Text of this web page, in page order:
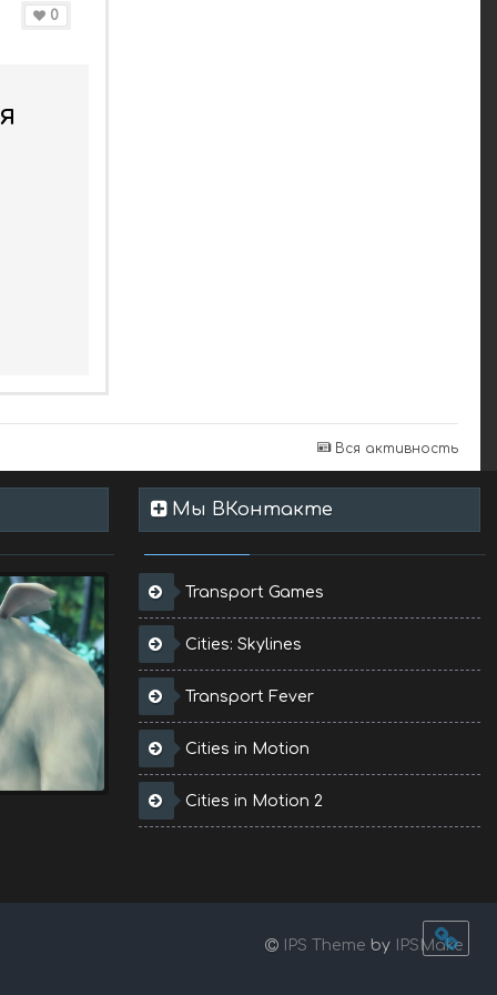
0
Вся активность
Мы ВКонтакте
Transport Games
Cities: Skylines
Transport Fever
Cities in Motion
Cities in Motion 2
IPS Theme by IPSMake